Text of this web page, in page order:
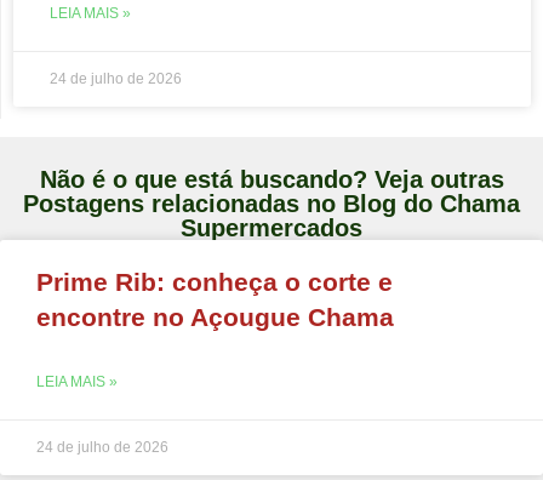
LEIA MAIS »
24 de julho de 2026
Não é o que está buscando? Veja outras
Postagens relacionadas no Blog do Chama
Supermercados
Prime Rib: conheça o corte e
encontre no Açougue Chama
LEIA MAIS »
24 de julho de 2026